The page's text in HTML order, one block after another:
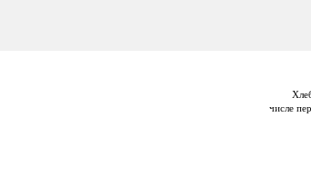
числе